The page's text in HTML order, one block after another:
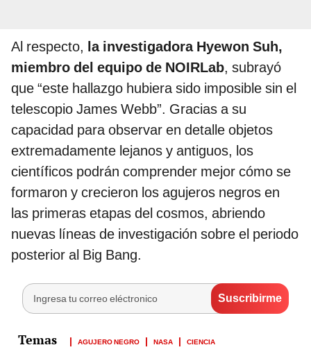
Al respecto, la investigadora Hyewon Suh,
miembro del equipo de NOIRLab, subrayó
que “este hallazgo hubiera sido imposible sin el
telescopio James Webb”. Gracias a su
capacidad para observar en detalle objetos
extremadamente lejanos y antiguos, los
científicos podrán comprender mejor cómo se
formaron y crecieron los agujeros negros en
las primeras etapas del cosmos, abriendo
nuevas líneas de investigación sobre el periodo
posterior al Big Bang.
AGUJERO NEGRO NASA CIENCIA